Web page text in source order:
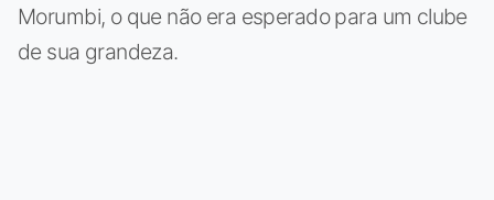
Morumbi, o que não era esperado para um clube
de sua grandeza.